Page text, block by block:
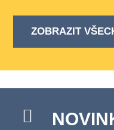
ZOBRAZIT